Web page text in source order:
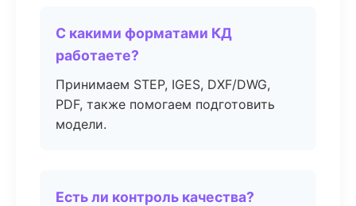
С какими форматами КД
работаете?
Принимаем STEP, IGES, DXF/DWG,
PDF, также помогаем подготовить
модели.
Есть ли контроль качества?